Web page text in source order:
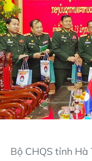
Bộ CHQS tỉnh